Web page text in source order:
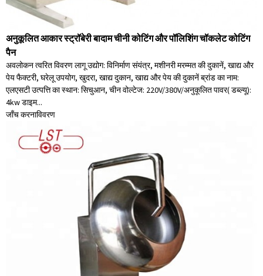
अनुकूलित आकार स्ट्रॉबेरी बादाम चीनी कोटिंग और पॉलिशिंग चॉकलेट कोटिंग
पैन
अवलोकन त्वरित विवरण लागू उद्योग: विनिर्माण संयंत्र, मशीनरी मरम्मत की दुकानें, खाद्य और
पेय फैक्टरी, घरेलू उपयोग, खुदरा, खाद्य दुकान, खाद्य और पेय की दुकानें ब्रांड का नाम:
एलएसटी उत्पत्ति का स्थान: सिचुआन, चीन वोल्टेज: 220V/380V/अनुकूलित पावर( डब्ल्यू):
4kw डाइम...
जाँच करनाविवरण